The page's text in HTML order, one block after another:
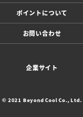
ポイントについて
お問い合わせ
企業サイト
© 2021 Beyond Cool Co., Ltd.